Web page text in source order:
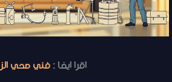
اقرا ايضا : فني صحي